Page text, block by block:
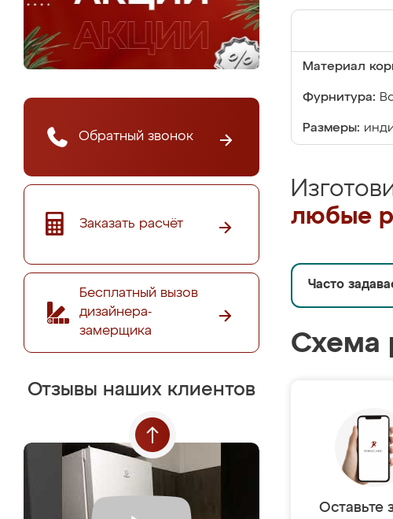
Обратный звонок
Заказать расчёт
Бесплатный вызов
дизайнера-
замерщика
Отзывы наших клиентов
Материал
Фурнитура:
Размеры:
любые
Часто
Схема
Оставьте